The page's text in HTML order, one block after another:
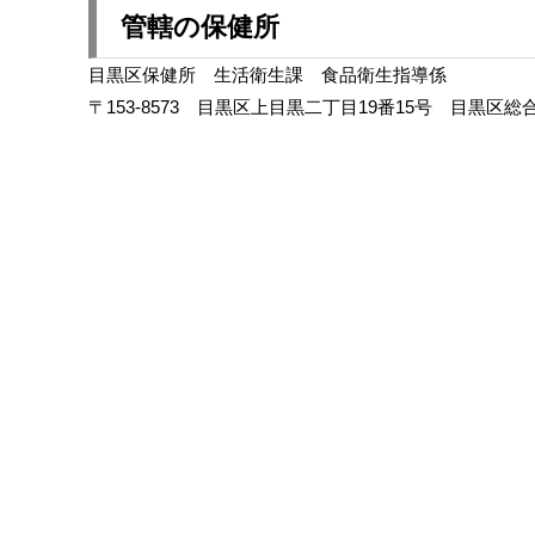
管轄の保健所
目黒区保健所 生活衛生課 食品衛生指導係
〒153-8573 目黒区上目黒二丁目19番15号 目黒区総